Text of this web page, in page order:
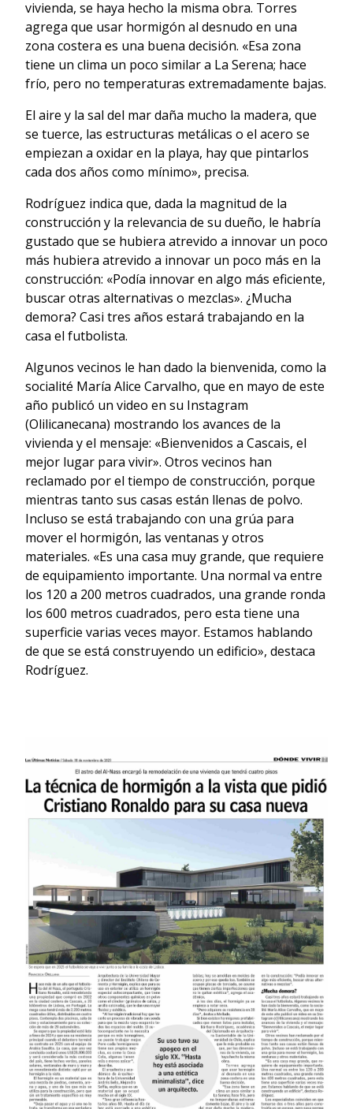
vivienda, se haya hecho la misma obra. Torres
agrega que usar hormigón al desnudo en una
zona costera es una buena decisión. «Esa zona
tiene un clima un poco similar a La Serena; hace
frío, pero no temperaturas extremadamente bajas.
El aire y la sal del mar daña mucho la madera, que
se tuerce, las estructuras metálicas o el acero se
empiezan a oxidar en la playa, hay que pintarlos
cada dos años como mínimo», precisa.
Rodríguez indica que, dada la magnitud de la
construcción y la relevancia de su dueño, le habría
gustado que se hubiera atrevido a innovar un poco
más hubiera atrevido a innovar un poco más en la
construcción: «Podía innovar en algo más eficiente,
buscar otras alternativas o mezclas». ¿Mucha
demora? Casi tres años estará trabajando en la
casa el futbolista.
Algunos vecinos le han dado la bienvenida, como la
socialité María Alice Carvalho, que en mayo de este
año publicó un video en su Instagram
(Olilicanecana) mostrando los avances de la
vivienda y el mensaje: «Bienvenidos a Cascais, el
mejor lugar para vivir». Otros vecinos han
reclamado por el tiempo de construcción, porque
mientras tanto sus casas están llenas de polvo.
Incluso se está trabajando con una grúa para
mover el hormigón, las ventanas y otros
materiales. «Es una casa muy grande, que requiere
de equipamiento importante. Una normal va entre
los 120 a 200 metros cuadrados, una grande ronda
los 600 metros cuadrados, pero esta tiene una
superficie varias veces mayor. Estamos hablando
de que se está construyendo un edificio», destaca
Rodríguez.